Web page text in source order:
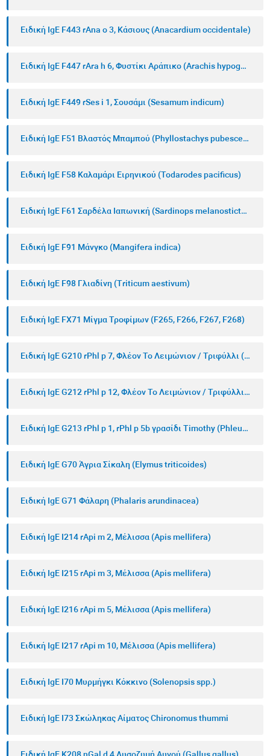
Ειδική IgE F443 rAna o 3, Κάσιους (Anacardium occidentale)
Ειδική IgE F447 rAra h 6, Φυστίκι Αράπικο (Arachis hypogaea)
Ειδική IgE F449 rSes i 1, Σουσάμι (Sesamum indicum)
Ειδική IgE F51 Βλαστός Μπαμπού (Phyllostachys pubescens)
Ειδική IgE F58 Καλαμάρι Ειρηνικού (Todarodes pacificus)
Ειδική IgE F61 Σαρδέλα Ιαπωνική (Sardinops melanostictus)
Ειδική IgE F91 Μάνγκο (Mangifera indica)
Ειδική IgE F98 Γλιαδίνη (Triticum aestivum)
Ειδική IgE FX71 Μίγμα Τροφίμων (F265, F266, F267, F268)
Ειδική IgE G210 rPhl p 7, Φλέον Το Λειμώνιον / Τριφύλλι (Phleum pratense)
Ειδική IgE G212 rPhl p 12, Φλέον Το Λειμώνιον / Τριφύλλι (Phleum pratense)
Ειδική IgE G213 rPhl p 1, rPhl p 5b γρασίδι Timothy (Phleum pratense)
Ειδική IgE G70 Άγρια Σίκαλη (Elymus triticoides)
Ειδική IgE G71 Φάλαρη (Phalaris arundinacea)
Ειδική IgE I214 rApi m 2, Μέλισσα (Apis mellifera)
Ειδική IgE I215 rApi m 3, Μέλισσα (Apis mellifera)
Ειδική IgE I216 rApi m 5, Μέλισσα (Apis mellifera)
Ειδική IgE I217 rApi m 10, Μέλισσα (Apis mellifera)
Ειδική IgE I70 Μυρμήγκι Κόκκινο (Solenopsis spp.)
Ειδική IgE I73 Σκώληκας Αίματος Chironomus thummi